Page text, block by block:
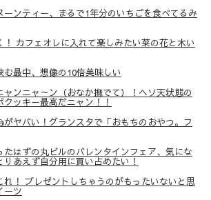
ンティー、まるで1年分のいちごを食べてるみ
カフェオレに入れて楽しみたい菜の花と木い
む最中、想像の10倍美味しい
ャンニャ～ン（おなか撫でて）！ヘソ天状態の
ッキー最高だニャン！！
がヤバい！グランスタで「おもちのおやつ。フ
たはずの丸ビルのバレンタインフェア、気にな
あえず自分用に買い占めたい！
れ！ プレゼントしちゃうのがもったいないと思
ーツ